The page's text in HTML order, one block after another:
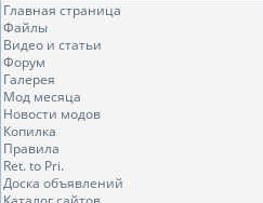
Главная страница
Файлы
Видео и статьи
Форум
Галерея
Мод месяца
Новости модов
Копилка
Правила
Ret. to Pri.
Доска объявлений